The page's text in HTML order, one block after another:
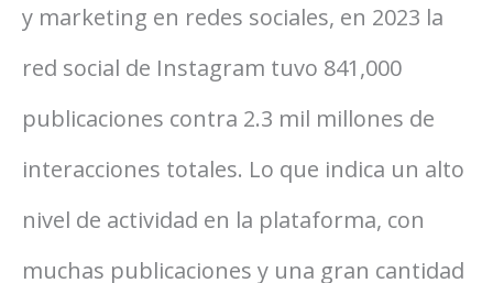
y marketing en redes sociales, en 2023 la
red social de Instagram tuvo 841,000
publicaciones contra 2.3 mil millones de
interacciones totales. Lo que indica un alto
nivel de actividad en la plataforma, con
muchas publicaciones y una gran cantidad